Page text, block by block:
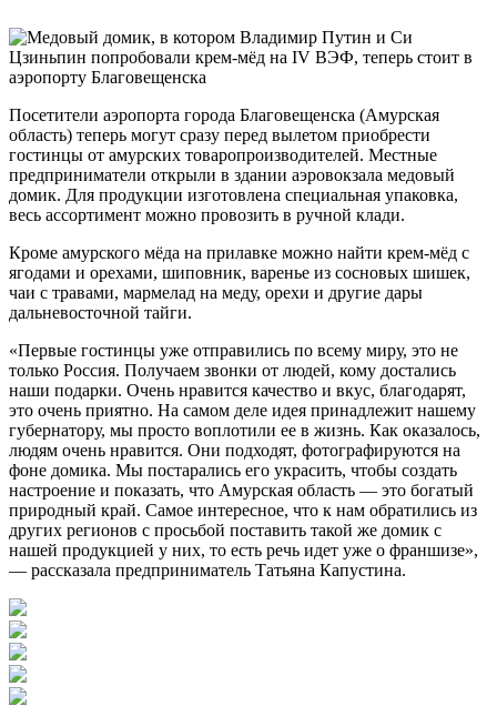
Посетители аэропорта города Благовещенска (Амурская
область) теперь могут сразу перед вылетом приобрести
гостинцы от амурских товаропроизводителей. Местные
предприниматели открыли в здании аэровокзала медовый
домик. Для продукции изготовлена специальная упаковка,
весь ассортимент можно провозить в ручной клади.
Кроме амурского мёда на прилавке можно найти крем-мёд с
ягодами и орехами, шиповник, варенье из сосновых шишек,
чаи с травами, мармелад на меду, орехи и другие дары
дальневосточной тайги.
«Первые гостинцы уже отправились по всему миру, это не
только Россия. Получаем звонки от людей, кому достались
наши подарки. Очень нравится качество и вкус, благодарят,
это очень приятно. На самом деле идея принадлежит нашему
губернатору, мы просто воплотили ее в жизнь. Как оказалось,
людям очень нравится. Они подходят, фотографируются на
фоне домика. Мы постарались его украсить, чтобы создать
настроение и показать, что Амурская область — это богатый
природный край. Самое интересное, что к нам обратились из
других регионов с просьбой поставить такой же домик с
нашей продукцией у них, то есть речь идет уже о франшизе»,
— рассказала предприниматель Татьяна Капустина.